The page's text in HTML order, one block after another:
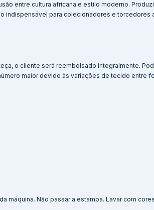
entre cultura africana e estilo moderno.
para colecionadores e torcedores
o cliente será reembolsado integralmente.
maior devido às variações de tecido entre
máquina. Não passar a estampa. Lavar com